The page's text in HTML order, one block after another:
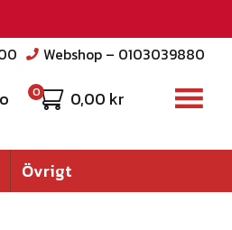
Webshop – 0103039880
0 0,00 kr
Övrigt